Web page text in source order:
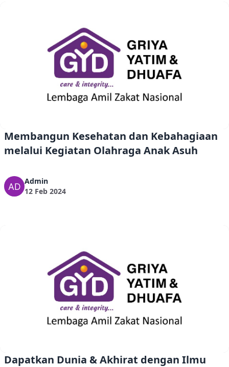
Membangun Kesehatan dan Kebahagiaan
melalui Kegiatan Olahraga Anak Asuh
Admin
12 Feb 2024
Dapatkan Dunia & Akhirat dengan Ilmu